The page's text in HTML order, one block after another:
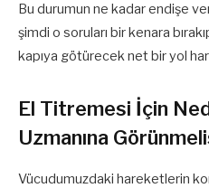
Bu durumun ne kadar endişe
şimdi o soruları bir kenara
kapıya götürecek net bir yol
El Titremesi İçin
Uzmanına
Vücudumuzdaki hareketlerin